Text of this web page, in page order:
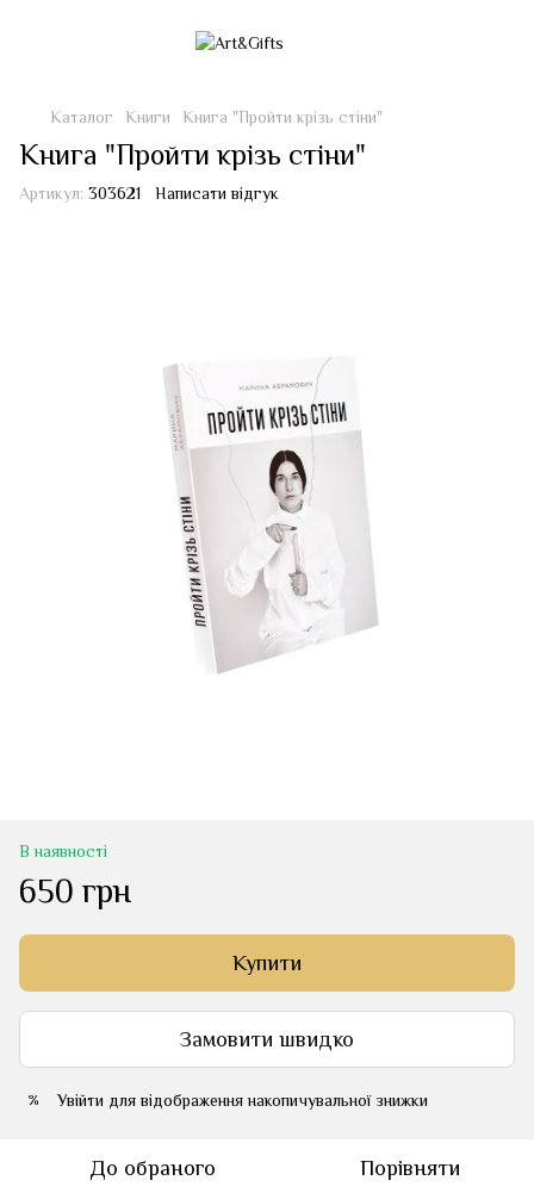
Каталог Книги Книга "Пройти крізь стіни"
Книга "Пройти крізь стіни"
Артикул: 303621 Написати відгук
В наявності
650 грн
Купити
Замовити швидко
% Увійти для відображення накопичувальної знижки
До обраного Порівняти